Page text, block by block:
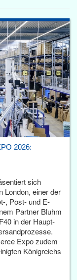
2026:
sich
London, einer der
, Post- und E-
Partner Bluhm
in der Haupt­
Expo zudem
Königreichs